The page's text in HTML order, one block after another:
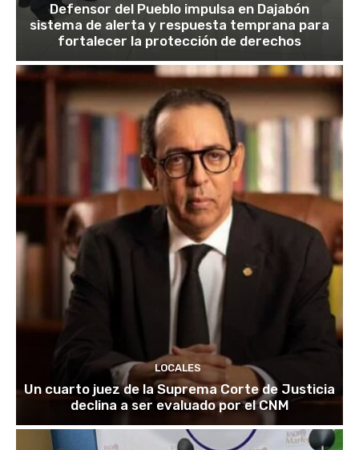
Defensor del Pueblo impulsa en Dajabón
sistema de alerta y respuesta temprana para
fortalecer la protección de derechos
LOCALES
Un cuarto juez de la Suprema Corte de Justicia
declina a ser evaluado por el CNM